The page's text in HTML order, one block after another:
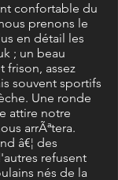
confortable du
prenons le
en détail les
; un beau
frison, assez
souvent sportifs
Une ronde
attire notre
arrÃªtera.
â€¦ des
refusent
nés de la